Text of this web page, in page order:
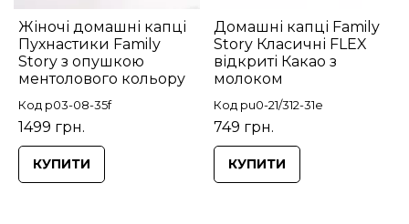
Жіночі домашні капці
Пухнастики Family
Story з опушкою
ментолового кольору
Код p03-08-35f
1499 грн.
КУПИТИ
Домашні капці Family
Story Класичні FLEX
відкриті Какао з
молоком
Код pu0-21/312-31e
749 грн.
КУПИТИ